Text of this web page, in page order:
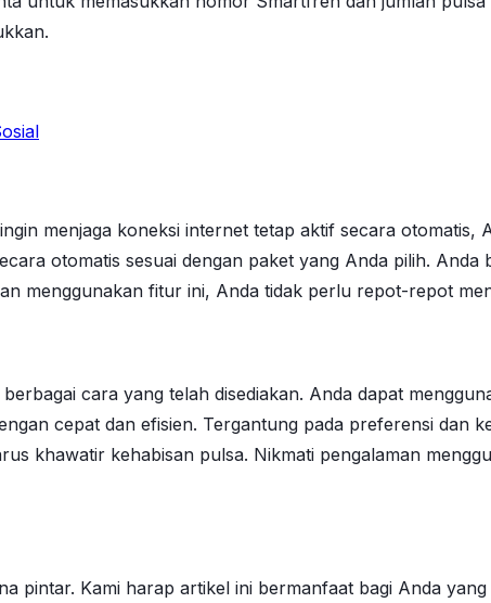
menjaga koneksi internet tetap aktif secara otomatis,
otomatis sesuai dengan paket yang Anda pilih. Anda
menggunakan fitur ini, Anda tidak perlu repot-repot
cara yang telah disediakan. Anda dapat
cepat dan efisien. Tergantung pada preferensi dan
khawatir kehabisan pulsa. Nikmati pengalaman
pintar. Kami harap artikel ini bermanfaat bagi Anda